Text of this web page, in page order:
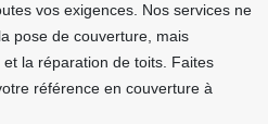
vos exigences. Nos services ne
pose de couverture, mais
la réparation de toits. Faites
référence en couverture à